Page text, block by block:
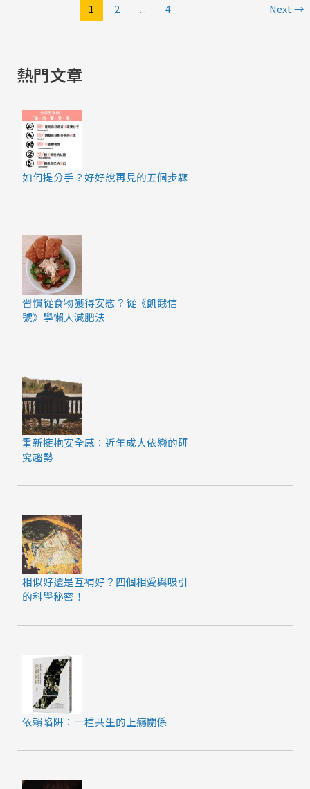
書
華
改
的
人
嗎？
1 2 ... 4 Next→
熱門文章
如何提分手？好好說再見的五個步驟
習慣從食物獲得安慰？從《飢餓信
號》學懶人減肥法
重新擁抱安全感：近年成人依戀的研
究趨勢
相似好還是互補好？四個相愛與吸引
的科學秘密！
依賴陷阱：一種共生的上癮關係